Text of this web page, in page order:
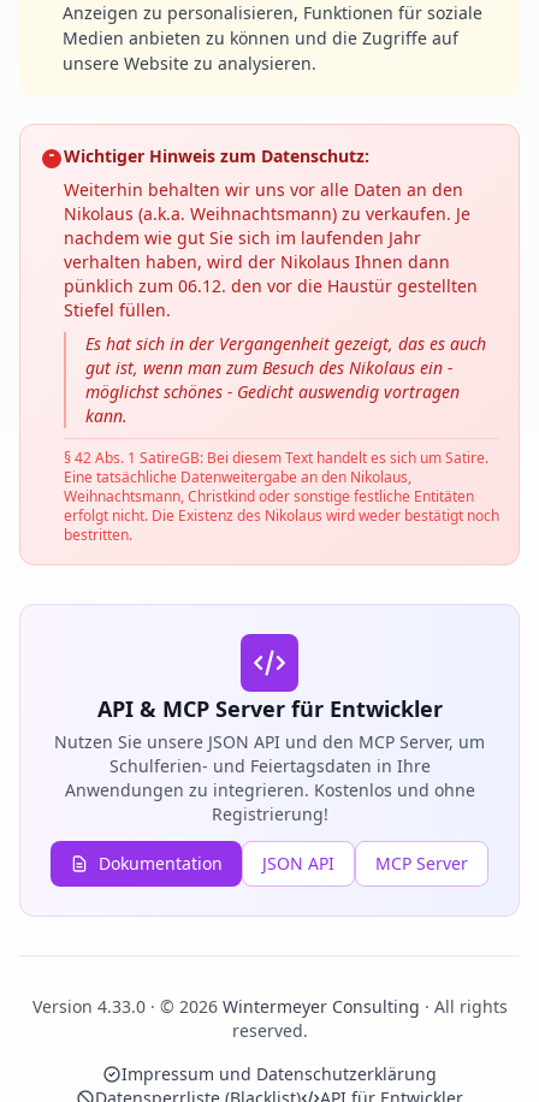
Anzeigen zu personalisieren, Funktionen für soziale
Medien anbieten zu können und die Zugriffe auf
unsere Website zu analysieren.
Wichtiger Hinweis zum Datenschutz:
Weiterhin behalten wir uns vor alle Daten an den
Nikolaus (a.k.a. Weihnachtsmann) zu verkaufen. Je
nachdem wie gut Sie sich im laufenden Jahr
verhalten haben, wird der Nikolaus Ihnen dann
pünklich zum 06.12. den vor die Haustür gestellten
Stiefel füllen.
Es hat sich in der Vergangenheit gezeigt, das es auch
gut ist, wenn man zum Besuch des Nikolaus ein -
möglichst schönes - Gedicht auswendig vortragen
kann.
§ 42 Abs. 1 SatireGB: Bei diesem Text handelt es sich um Satire.
Eine tatsächliche Datenweitergabe an den Nikolaus,
Weihnachtsmann, Christkind oder sonstige festliche Entitäten
erfolgt nicht. Die Existenz des Nikolaus wird weder bestätigt noch
bestritten.
API & MCP Server für Entwickler
Nutzen Sie unsere JSON API und den MCP Server, um
Schulferien- und Feiertagsdaten in Ihre
Anwendungen zu integrieren. Kostenlos und ohne
Registrierung!
Dokumentation JSON API MCP Server
Version 4.33.0 · © 2026 Wintermeyer Consulting · All rights
reserved.
Impressum und Datenschutzerklärung